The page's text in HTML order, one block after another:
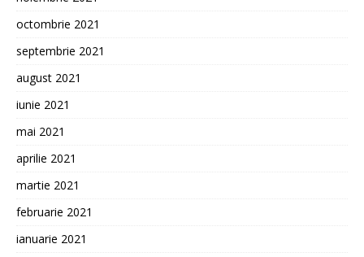
octombrie 2021
septembrie 2021
august 2021
iunie 2021
mai 2021
aprilie 2021
martie 2021
februarie 2021
ianuarie 2021